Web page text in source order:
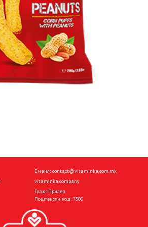
Емаил: contact@vitaminka.com.mk
vitaminka.company
Град: Прилеп
Поштенски код: 7500